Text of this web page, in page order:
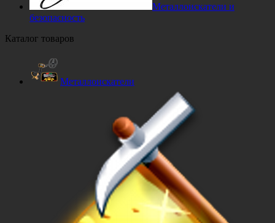
Металлоискатели и
безопасность
Каталог товаров
Металлоискатели